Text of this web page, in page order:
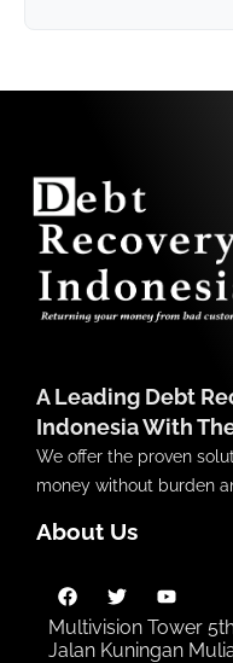
A Leading Debt
Indonesia With
We offer the proven
money without burden
About Us
Multivision Tower
Jalan Kuningan